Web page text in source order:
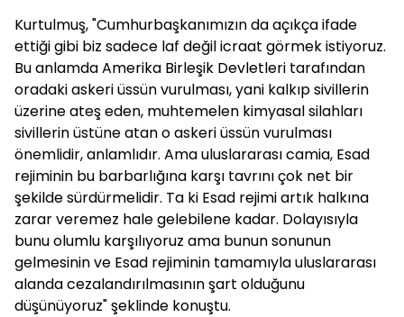
Kurtulmuş, "Cumhurbaşkanımızın da açıkça ifade
ettiği gibi biz sadece laf değil icraat görmek istiyoruz.
Bu anlamda Amerika Birleşik Devletleri tarafından
oradaki askeri üssün vurulması, yani kalkıp sivillerin
üzerine ateş eden, muhtemelen kimyasal silahları
sivillerin üstüne atan o askeri üssün vurulması
önemlidir, anlamlıdır. Ama uluslararası camia, Esad
rejiminin bu barbarlığına karşı tavrını çok net bir
şekilde sürdürmelidir. Ta ki Esad rejimi artık halkına
zarar veremez hale gelebilene kadar. Dolayısıyla
bunu olumlu karşılıyoruz ama bunun sonunun
gelmesinin ve Esad rejiminin tamamıyla uluslararası
alanda cezalandırılmasının şart olduğunu
düşünüyoruz" şeklinde konuştu.